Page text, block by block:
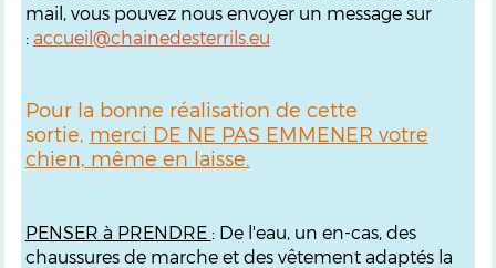
mail, vous pouvez nous envoyer un message sur
: accueil@chainedesterrils.eu
Pour la bonne réalisation de cette
sortie, merci DE NE PAS EMMENER votre
chien, même en laisse.
PENSER à PRENDRE : De l'eau, un en-cas, des
chaussures de marche et des vêtement adaptés la